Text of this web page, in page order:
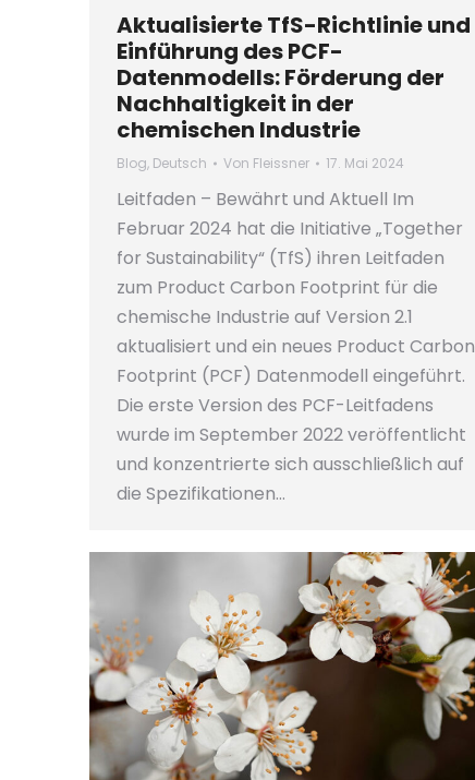
Aktualisierte TfS-Richtlinie und
Einführung des PCF-
Datenmodells: Förderung der
Nachhaltigkeit in der
chemischen Industrie
Blog, Deutsch Von Fleissner 17. Mai 2024
Leitfaden – Bewährt und Aktuell Im
Februar 2024 hat die Initiative „Together
for Sustainability“ (TfS) ihren Leitfaden
zum Product Carbon Footprint für die
chemische Industrie auf Version 2.1
aktualisiert und ein neues Product Carbon
Footprint (PCF) Datenmodell eingeführt.
Die erste Version des PCF-Leitfadens
wurde im September 2022 veröffentlicht
und konzentrierte sich ausschließlich auf
die Spezifikationen…